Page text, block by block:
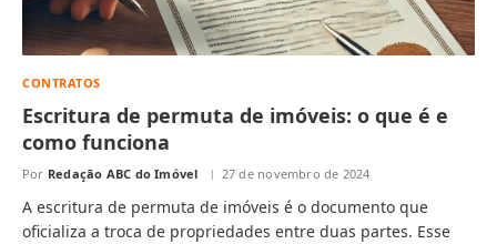
CONTRATOS
Escritura de permuta de imóveis: o que é e
como funciona
Por Redação ABC do Imóvel 27 de novembro de 2024
A escritura de permuta de imóveis é o documento que
oficializa a troca de propriedades entre duas partes. Esse